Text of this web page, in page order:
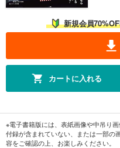
新規会員
カートに入れる
※電子書籍版には、表紙画像や中吊り
付録が含まれていない、または一部の
容をご確認の上、お楽しみください。